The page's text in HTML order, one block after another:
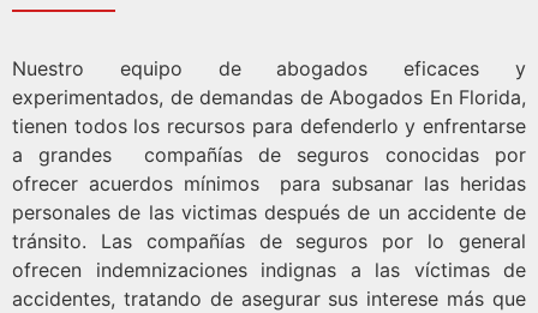
Nuestro equipo de abogados eficaces y
experimentados, de demandas de Abogados En Florida,
tienen todos los recursos para defenderlo y enfrentarse
a grandes compañías de seguros conocidas por
ofrecer acuerdos mínimos para subsanar las heridas
personales de las victimas después de un accidente de
tránsito. Las compañías de seguros por lo general
ofrecen indemnizaciones indignas a las víctimas de
accidentes, tratando de asegurar sus interese más que